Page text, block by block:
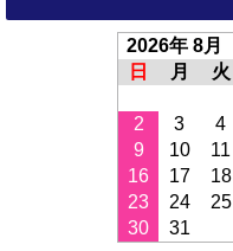
2026年 8月
日
月 火
2
3 4
9
10 11
16
17 18
23
24 25
30
31